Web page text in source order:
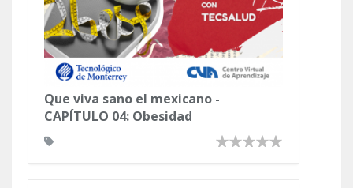
Que viva sano el mexicano -
CAPÍTULO 04: Obesidad